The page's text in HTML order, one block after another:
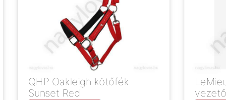
QHP Oakleigh kötőfék
Sunset Red